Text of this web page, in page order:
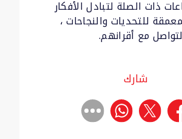
ذات الصلة لتبادل الأفكار
للتحديات والنجاحات ،
مع أقرانهم.
شارك